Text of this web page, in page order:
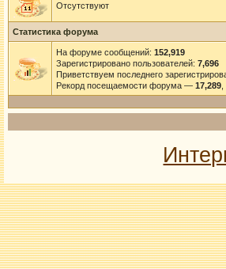
Отсутствуют
Статистика форума
На форуме сообщений: 152,919
Зарегистрировано пользователей: 7,696
Приветствуем последнего
Рекорд посещаемости форума — 17,289,